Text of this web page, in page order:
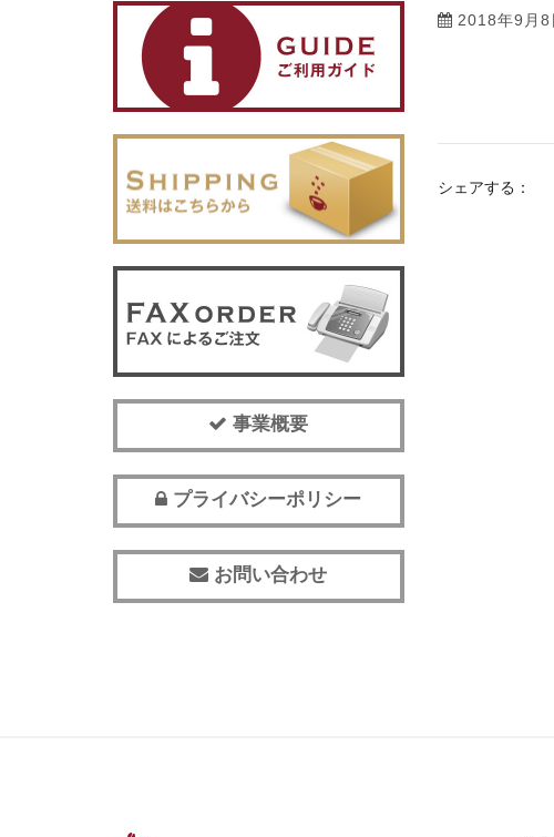
2018年9月8
シェアする：
事業概要
プライバシーポリシー
お問い合わせ